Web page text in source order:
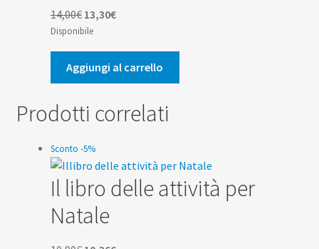
14,00€ Il
prezzo
originale
era:
14,00€.
13,30€Il
attuale
è:
13,30€.
Disponibile
Aggiungi al carrello
Prodotti correlati
Sconto -5%
Il libro delle attività per
Natale